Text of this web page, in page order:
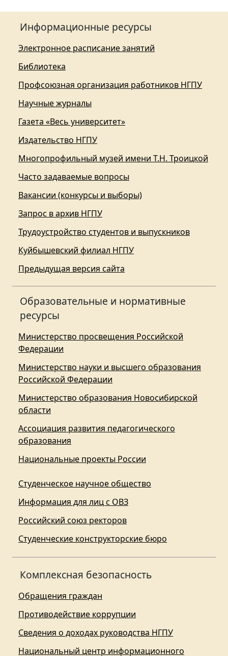
Информационные ресурсы
Электронное расписание занятий
Библиотека
Профсоюзная организация работников НГПУ
Научные журналы
Газета «Весь университет»
Издательство НГПУ
Многопрофильный музей имени Т.Н. Троицкой
Часто задаваемые вопросы
Вакансии (конкурсы и выборы)
Запрос в архив НГПУ
Трудоустройство студентов и выпускников
Куйбышевский филиал НГПУ
Предыдущая версия сайта
Образовательные и нормативные
ресурсы
Министерство просвещения Российской
Федерации
Министерство науки и высшего образования
Российской Федерации
Министерство образования Новосибирской
области
Ассоциация развития педагогического
образования
Национальные проекты России
Студенческое научное общество
Информация для лиц с ОВЗ
Российский союз ректоров
Студенческие конструкторские бюро
Комплексная безопасность
Обращения граждан
Противодействие коррупции
Сведения о доходах руководства НГПУ
Национальный центр информационного